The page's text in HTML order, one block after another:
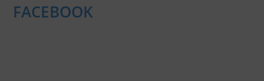
FACEBOOK